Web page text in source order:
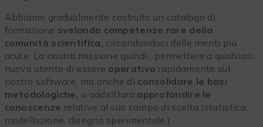
Abbiamo gradualmente costruito un catalogo di
formazione svelando competenze rare della
comunità scientifica, circondandoci delle menti più
acute. La nostra missione quindi : permettere a qualsiasi
nuovo utente di essere operativo rapidamente sul
nostro software, ma anche di consolidare le basi
metodologiche, o addirittura approfondire le
conoscenze relative al suo campo di scelta (statistica,
modellazione, disegno sperimentale.)